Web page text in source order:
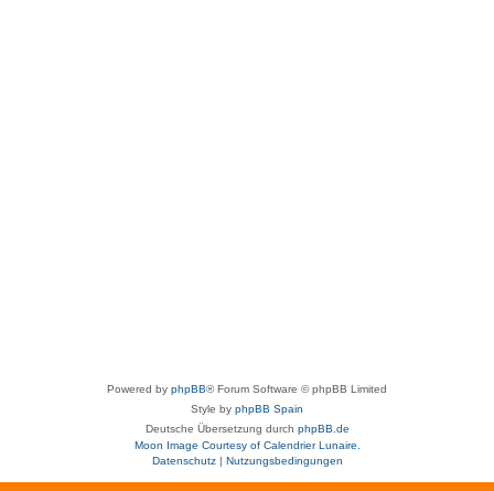
Powered by phpBB® Forum Software © phpBB Limited
Style by phpBB Spain
Deutsche Übersetzung durch phpBB.de
Moon Image Courtesy of Calendrier Lunaire.
Datenschutz| Nutzungsbedingungen